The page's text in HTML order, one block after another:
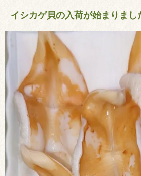
イシカゲ貝の入荷が始まりまし